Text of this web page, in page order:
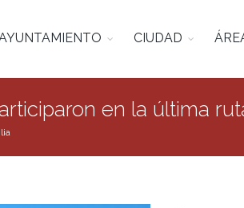
CIUDAD
en la última